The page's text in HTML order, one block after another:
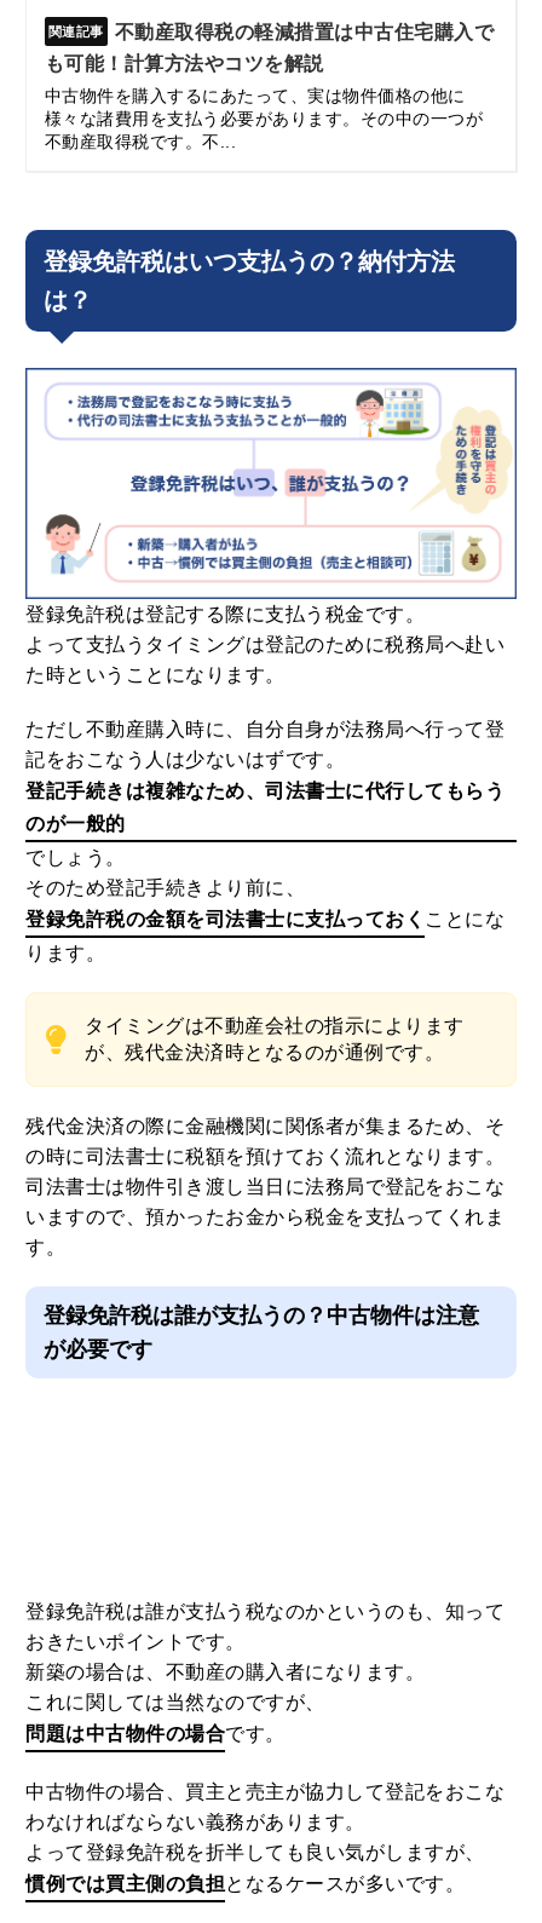
不動産取得税の軽減措置は中古住宅購入で
も可能！計算方法やコツを解説
中古物件を購入するにあたって、実は物件価格の他に
様々な諸費用を支払う必要があります。その中の一つが
不動産取得税です。不...
登録免許税はいつ支払うの？納付方法
は？
登録免許税は登記する際に支払う税金です。
よって支払うタイミングは登記のために税務局へ赴い
た時ということになります。
ただし不動産購入時に、自分自身が法務局へ行って登
記をおこなう人は少ないはずです。
登記手続きは複雑なため、司法書士に代行してもらう
のが一般的
でしょう。
そのため登記手続きより前に、
登録免許税の金額を司法書士に支払っておく ことにな
ります。
タイミングは不動産会社の指示によります
が、残代金決済時となるのが通例です。
残代金決済の際に金融機関に関係者が集まるため、そ
の時に司法書士に税額を預けておく流れとなります。
司法書士は物件引き渡し当日に法務局で登記をおこな
いますので、預かったお金から税金を支払ってくれま
す。
登録免許税は誰が支払うの？中古物件は注意
が必要です
登録免許税は誰が支払う税なのかというのも、知って
おきたいポイントです。
これに関しては当然なのですが、
問題は中古物件の場合です。
中古物件の場合、買主と売主が協力して登記をおこな